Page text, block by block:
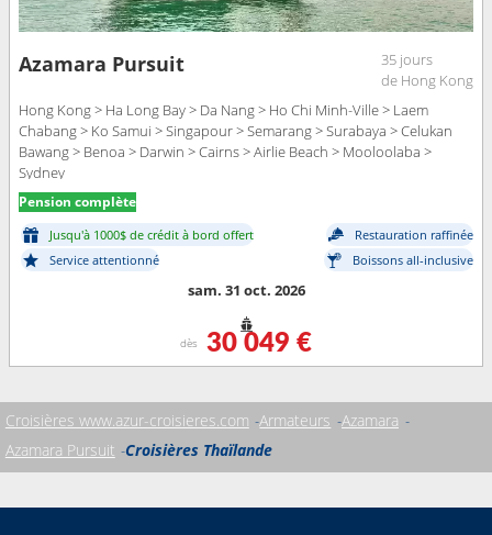
Azamara Pursuit
35 jours
de Hong Kong
Hong Kong > Ha Long Bay > Da Nang > Ho Chi Minh-Ville > Laem
Chabang > Ko Samui > Singapour > Semarang > Surabaya > Celukan
Bawang > Benoa > Darwin > Cairns > Airlie Beach > Mooloolaba >
Sydney
Pension complète
Jusqu'à 1000$ de crédit à bord offert
Restauration raffinée
Service attentionné
Boissons all-inclusive
sam. 31 oct. 2026
dès 30 049 €
Croisières www.azur-croisieres.com Armateurs Azamara
Azamara Pursuit Croisières Thaïlande